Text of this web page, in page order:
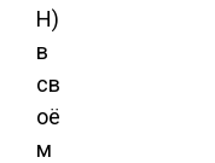
Н)
в
св
оё
м